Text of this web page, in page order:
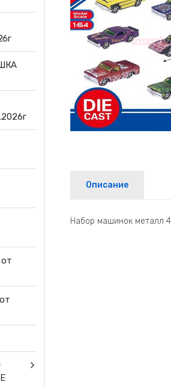
Описание
Набор машинок металл